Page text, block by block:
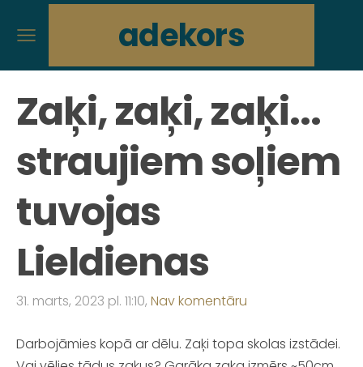
adekors
Zaķi, zaķi, zaķi...
straujiem soļiem
tuvojas
Lieldienas
31. marts, 2023 pl. 11:10, Nav komentāru
Darbojāmies kopā ar dēlu. Zaķi topa skolas izstādei.